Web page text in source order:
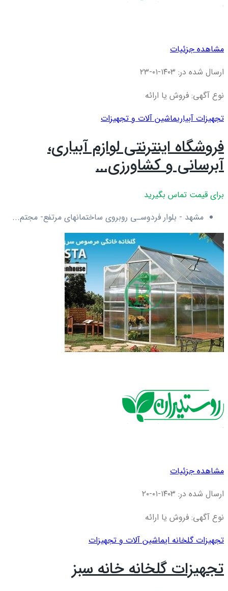
مشاهده جزئیات
ارسال شده در: ۱۴۰۳-۰۱-۲۳
نوع آگهی: فروش یا ارائه
تجهیزات آبیاریماشین آلات و تجهیزات
فروشگاه اینترنتی لوازم آبیاری،
آبرسانی و کشاورزی...
برای قیمت تماس بگیرید
مشهد - بلوار فردوسـی روبروی ساختمانهای مرتفع- مجتم...
مشاهده جزئیات
ارسال شده در: ۱۴۰۳-۰۱-۲۰
نوع آگهی: فروش یا ارائه
تجهیزات گلخانه ایماشین آلات و تجهیزات
تجهیزات گلخانه خانه سبز